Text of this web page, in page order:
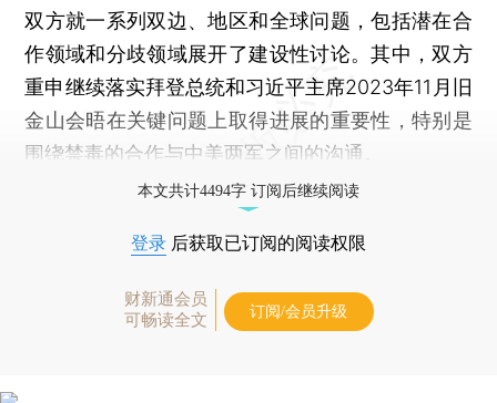
双方就一系列双边、地区和全球问题，包括潜在合
作领域和分歧领域展开了建设性讨论。其中，双方
重申继续落实拜登总统和习近平主席2023年11月旧
金山会晤在关键问题上取得进展的重要性，特别是
围绕禁毒的合作与中美两军之间的沟通。
本文共计4494字 订阅后继续阅读
登录 后获取已订阅的阅读权限
财新通会员
可畅读全文
订阅/会员升级